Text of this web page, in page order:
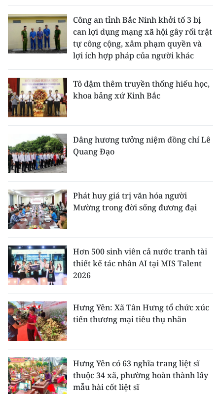
Công an tỉnh Bắc Ninh khởi tố 3 bị
can lợi dụng mạng xã hội gây rối trật
tự công cộng, xâm phạm quyền và
lợi ích hợp pháp của người khác
Tô đậm thêm truyền thống hiếu học,
khoa bảng xứ Kinh Bắc
Dâng hương tưởng niệm đồng chí Lê
Quang Đạo
Phát huy giá trị văn hóa người
Mường trong đời sống đương đại
Hơn 500 sinh viên cả nước tranh tài
thiết kế tác nhân AI tại MIS Talent
2026
Hưng Yên: Xã Tân Hưng tổ chức xúc
tiến thương mại tiêu thụ nhãn
Hưng Yên có 63 nghĩa trang liệt sĩ
thuộc 34 xã, phường hoàn thành lấy
mẫu hài cốt liệt sĩ